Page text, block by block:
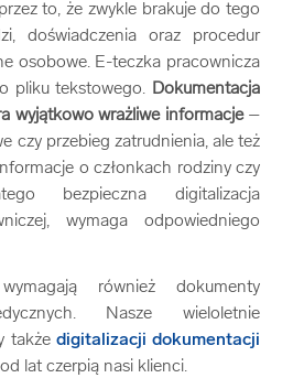
to, że zwykle brakuje do tego
doświadczenia oraz procedur
osobowe. E-teczka pracownicza
pliku tekstowego. Dokumentacja
wyjątkowo wrażliwe informacje–
czy przebieg zatrudnienia, ale też
o członkach rodziny czy
bezpieczna digitalizacja
wymaga odpowiedniego
również dokumenty
Nasze wieloletnie
także digitalizacji dokumentacji
lat czerpią nasi klienci.